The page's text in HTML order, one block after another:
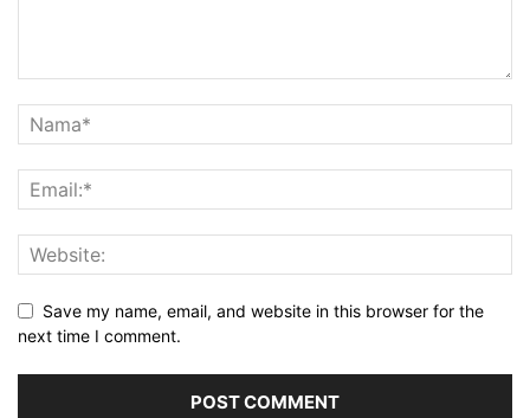
Save my name, email, and website in this browser for the
next time I comment.